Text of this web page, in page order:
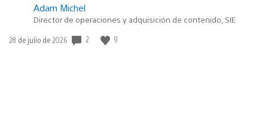
Adam Michel
Director de operaciones y adquisición de contenido, SIE
Fecha
28 de julio de 2026 2 9